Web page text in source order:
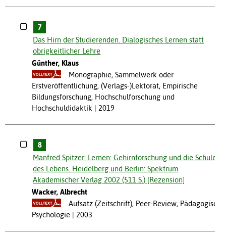
7
Das Hirn der Studierenden. Dialogisches Lernen statt
obrigkeitlicher Lehre
Günther, Klaus
Monographie, Sammelwerk oder
Erstveröffentlichung, (Verlags-)Lektorat, Empirische
Bildungsforschung, Hochschulforschung und
Hochschuldidaktik
2019
8
Manfred Spitzer: Lernen: Gehirnforschung und die Schule
des Lebens. Heidelberg und Berlin: Spektrum
Akademischer Verlag 2002 (511 S.) [Rezension]
Wacker, Albrecht
Aufsatz (Zeitschrift), Peer-Review, Pädagogische
Psychologie
2003